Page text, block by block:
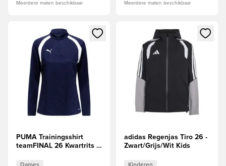
Meerdere maten beschikbaar Meerdere maten beschikbaar
Opent een venster om in te loggen of je aan te melden als
PUMA Trainingsshirt
teamFINAL 26 Kwartrits -
Dames
Dames
Opent een venster om in te
adidas Regenjas Tiro 26 -
Zwart/Grijs/Wit Kids
Kinderen